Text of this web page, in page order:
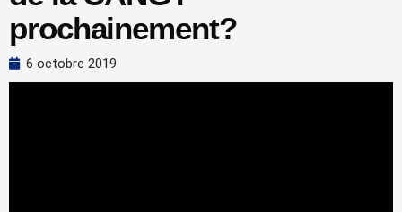
prochainement?
6 octobre 2019